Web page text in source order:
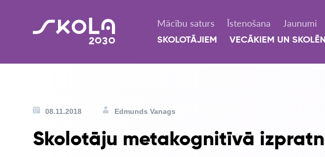
Mācību saturs Īstenošana Jaunumi
SKOLOTĀJIEM VECĀKIEM UN
08.11.2018 Edmunds Vanags
Skolotāju metakognitīvā